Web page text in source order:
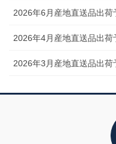
2026年6月産地直送品出荷
2026年4月産地直送品出荷
2026年3月産地直送品出荷